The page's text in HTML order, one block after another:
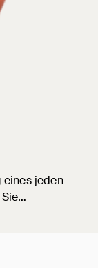
eines jeden